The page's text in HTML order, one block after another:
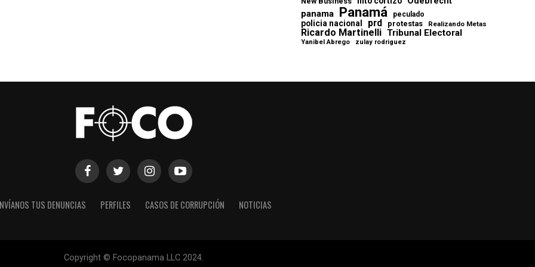
panama Panamá peculado
policia nacional prd protestas Realizando Metas
Ricardo Martinelli Tribunal Electoral
Yanibel Abrego zulay rodriguez
TUS DENUNCIAS PERFILES CASOS DE CORRUPCIÓN NOTICIAS
Copyright © Focopanama LLC 2024.